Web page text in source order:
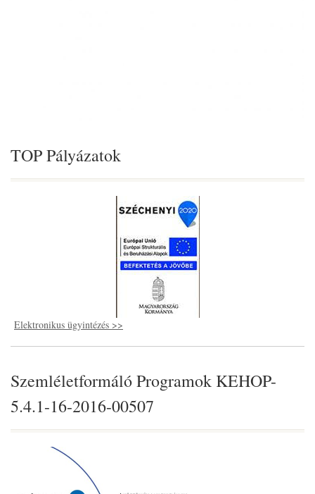
TOP Pályázatok
Elektronikus ügyintézés >>
Szemléletformáló Programok KEHOP-
5.4.1-16-2016-00507